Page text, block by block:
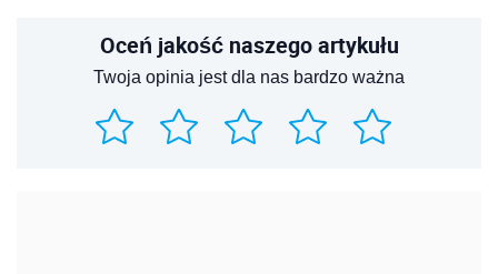
Oceń jakość naszego artykułu
Twoja opinia jest dla nas bardzo ważna